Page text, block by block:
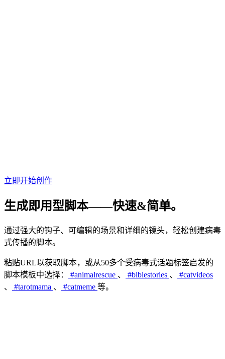
立即开始创作
生成即用型脚本——快速&简单。
通过强大的钩子、可编辑的场景和详细的镜头，轻松创建病毒
式传播的脚本。
粘贴URL以获取脚本，或从50多个受病毒式话题标签启发的
脚本模板中选择：
#animalrescue 、 #biblestories 、
#catvideos
、
#tarotmama 、 #catmeme 等。